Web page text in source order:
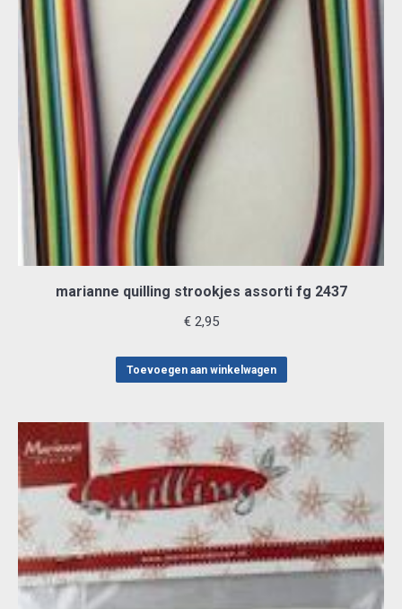
marianne quilling strookjes assorti fg 2437
€2,95
Toevoegen aan winkelwagen